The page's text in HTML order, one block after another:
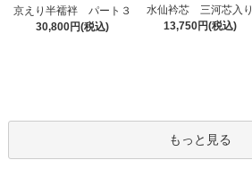
京えり半襦袢 パート３
30,800円(税込)
水仙衿芯 三河芯入り
13,750円(税込)
もっと見る